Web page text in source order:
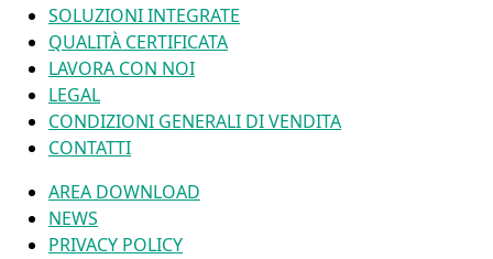
SOLUZIONI INTEGRATE
QUALITÀ CERTIFICATA
LAVORA CON NOI
LEGAL
CONDIZIONI GENERALI DI VENDITA
CONTATTI
AREA DOWNLOAD
NEWS
PRIVACY POLICY